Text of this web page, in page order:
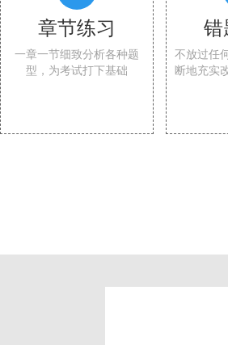
章节练习
一章一节细致分析各种题
型，为考试打下基础
错
不放过任
断地充实